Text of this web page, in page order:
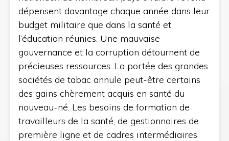
dépensent davantage chaque année dans leur
budget militaire que dans la santé et
l’éducation réunies. Une mauvaise
gouvernance et la corruption détournent de
précieuses ressources. La portée des grandes
sociétés de tabac annule peut-être certains
des gains chèrement acquis en santé du
nouveau-né. Les besoins de formation de
travailleurs de la santé, de gestionnaires de
première ligne et de cadres intermédiaires